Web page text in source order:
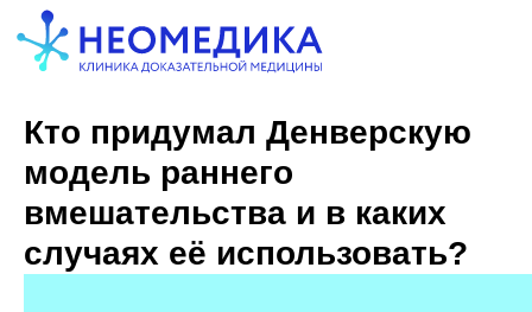
Кто придумал Денверскую
модель раннего
вмешательства и в каких
случаях её использовать?